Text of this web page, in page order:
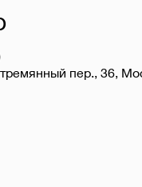
пер., 36,